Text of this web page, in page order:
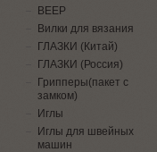
ВЕЕР
Вилки для вязания
ГЛАЗКИ (Китай)
ГЛАЗКИ (Россия)
Грипперы(пакет с
замком)
Иглы
Иглы для швейных
машин